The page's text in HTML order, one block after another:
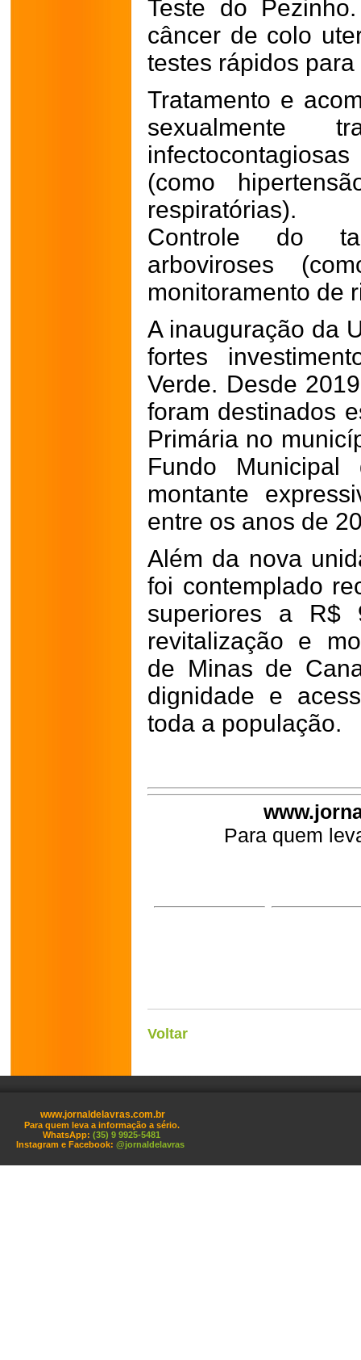
Teste do
câncer de colo
testes rápidos para
Tratamento e
sexualmente
(como
respiratórias).
Controle do
arboviroses
monitoramento de
A inauguração da
fortes
Verde. Desde
foram destinados
Primária no
Fundo
montante
entre os anos de
Além da nova
foi contemplado
superiores a R$
revitalização e
de Minas de
dignidade e
toda a população.
Para quem
Voltar
www.jornaldelavras.com.br
Para quem leva a informação a sério.
WhatsApp: (35) 9 9925-5481
Instagram e Facebook: @jornaldelavras